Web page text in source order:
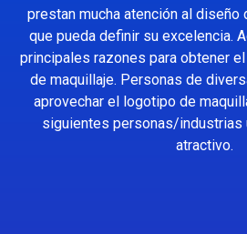
prestan mucha atención al diseño
que pueda definir su excelencia.
principales razones para obtener
de maquillaje. Personas de
aprovechar el logotipo de
siguientes personas/industrias
atractivo.